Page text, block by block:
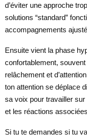
d’éviter une approche
solutions “standard”
accompagnements
Ensuite vient la phase
confortablement,
relâchement et
ton attention se déplace
sa voix pour travailler
et les réactions
Si tu te demandes si tu